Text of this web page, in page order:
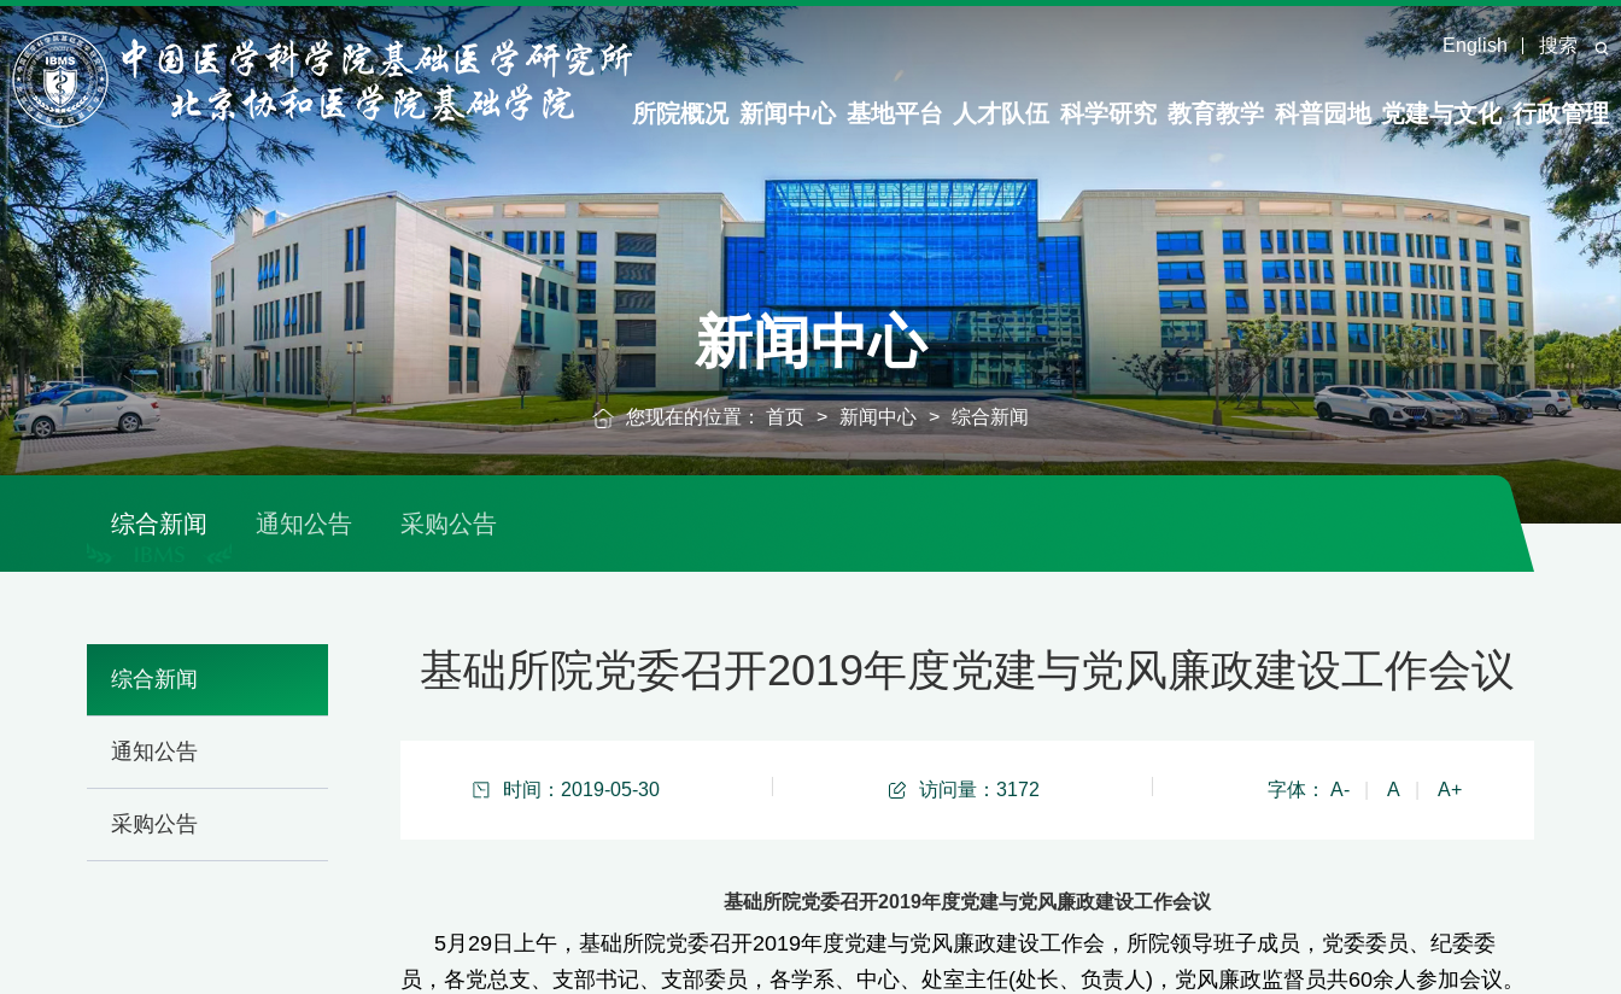
English 搜索
所院概况 新闻中心 基地平台 人才队伍 科学研究 教育教学 科普园地 党建与文化 行政管理
新闻中心
您现在的位置： 首页 > 新闻中心 > 综合新闻
综合新闻 通知公告 采购公告
综合新闻
通知公告
采购公告
基础所院党委召开2019年度党建与党风廉政建设工作会议
时间：2019-05-30 访问量： 3172 字体： A- A A+
基础所院党委召开2019年度党建与党风廉政建设工作会议
5月29日上午，基础所院党委召开2019年度党建与党风廉政建设工作会，所院领导班子成员，党委委员、纪委委
员，各党总支、支部书记、支部委员，各学系、中心、处室主任(处长、负责人)，党风廉政监督员共60余人参加会议。